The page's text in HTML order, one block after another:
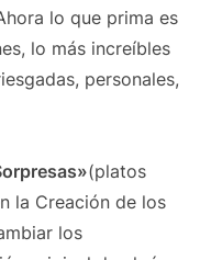
lo que prima es
lo más increíbles
personales,
(platos
la Creación de los
los